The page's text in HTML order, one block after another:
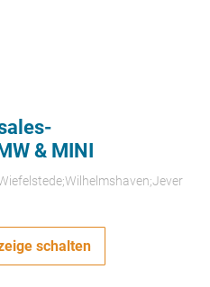
& MINI
schalten